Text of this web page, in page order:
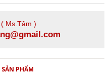
Ms.Tâm )
PHẨM